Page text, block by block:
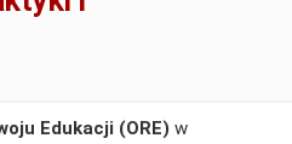
Edukacji (ORE) w